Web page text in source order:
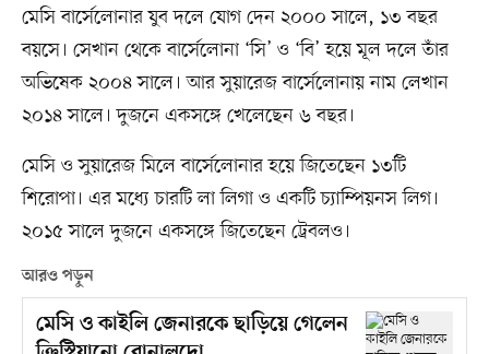
মেসি বার্সেলোনার যুব দলে যোগ দেন ২০০০ সালে, ১৩ বছর
বয়সে। সেখান থেকে বার্সেলোনা ‘সি’ ও ‘বি’ হয়ে মূল দলে তাঁর
অভিষেক ২০০৪ সালে। আর সুয়ারেজ বার্সেলোনায় নাম লেখান
২০১৪ সালে। দুজনে একসঙ্গে খেলেছেন ৬ বছর।
মেসি ও সুয়ারেজ মিলে বার্সেলোনার হয়ে জিতেছেন ১৩টি
শিরোপা। এর মধ্যে চারটি লা লিগা ও একটি চ্যাম্পিয়নস লিগ।
২০১৫ সালে দুজনে একসঙ্গে জিতেছেন ট্রেবলও।
আরও পড়ুন
মেসি ও কাইলি জেনারকে ছাড়িয়ে গেলেন